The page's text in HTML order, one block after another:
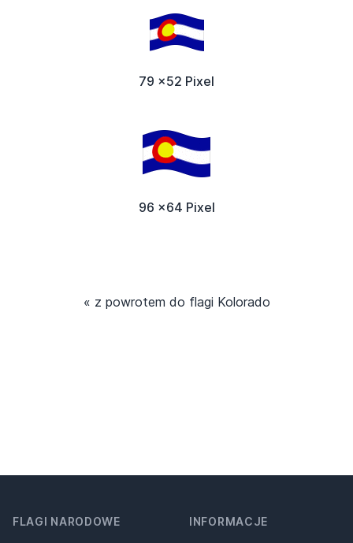
79 x52 Pixel
96 x64 Pixel
« z powrotem do flagi Kolorado
FLAGI NARODOWE INFORMACJE